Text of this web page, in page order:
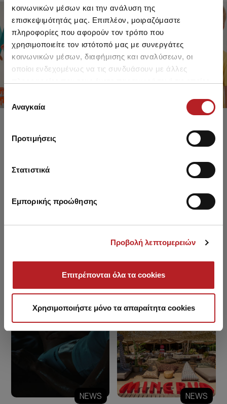
κοινωνικών μέσων και την ανάλυση της
επισκεψιμότητάς μας. Επιπλέον, μοιραζόμαστε
πληροφορίες που αφορούν τον τρόπο που
χρησιμοποιείτε τον ιστότοπό μας με συνεργάτες
κοινωνικών μέσων, διαφήμισης και αναλύσεων, οι
οποίοι ενδεχομένως να τις συνδυάσουν με άλλες
των υπηρεσιών τους.
Επιλογή
συγκατάθεσης
Αναγκαία
Προτιμήσεις
Στατιστικά
Εμπορικής προώθησης
Προβολή λεπτομερειών
Επιτρέπονται όλα τα cookies
Χρησιμοποιήστε μόνο τα απαραίτητα cookies
FOR GIRLS
UP TO -30%
SHOP SALE
FOR BOYS
UP TO -30%
SHOP SALE
Minerva Blog
NEWS
NEWS